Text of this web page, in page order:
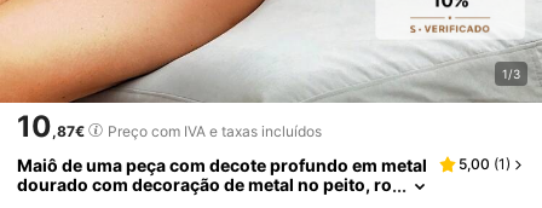
1/3
10,87€ Preço com IVA e taxas incluídos
Maiô de uma peça com decote profundo em metal
dourado com decoração de metal no peito, ro
5,00 (1)